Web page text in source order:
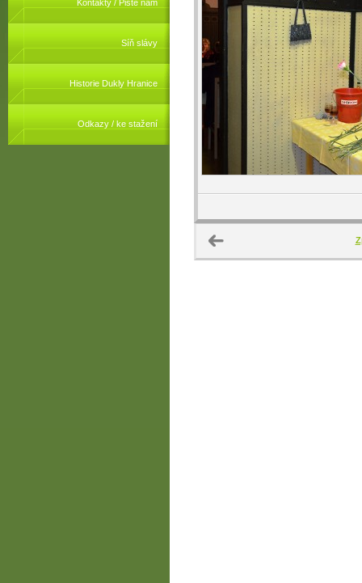
Kontakty / Pište nám
Síň slávy
Historie Dukly Hranice
Odkazy / ke stažení